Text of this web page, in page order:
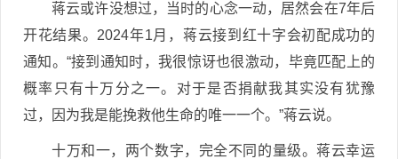
蒋云或许没想过，当时的心念一动，居然会在7年后
开花结果。2024年1月，蒋云接到红十字会初配成功的
通知。“接到通知时，我很惊讶也很激动，毕竟匹配上的
概率只有十万分之一。对于是否捐献我其实没有犹豫
过，因为我是能挽救他生命的唯一一个。”蒋云说。
十万和一，两个数字，完全不同的量级。蒋云幸运